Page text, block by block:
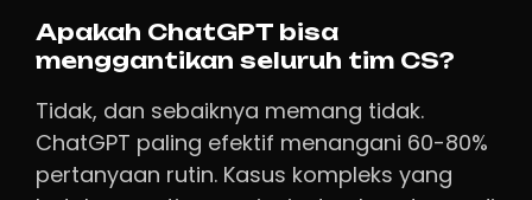
Apakah ChatGPT bisa
menggantikan seluruh tim CS?
Tidak, dan sebaiknya memang tidak.
ChatGPT paling efektif menangani 60-80%
pertanyaan rutin. Kasus kompleks yang